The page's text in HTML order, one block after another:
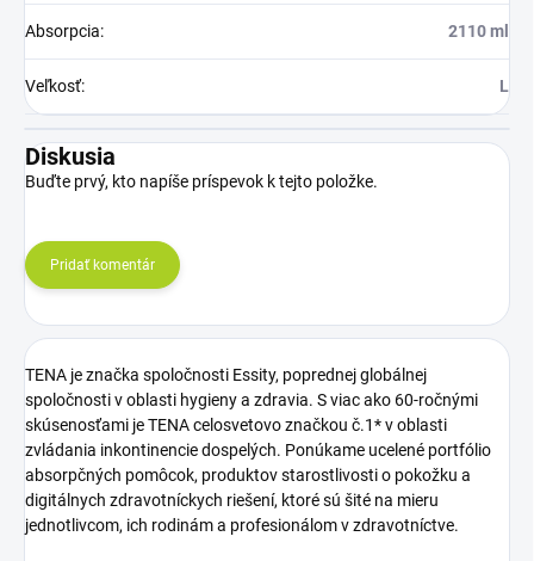
Absorpcia: 2110 ml
Veľkosť: L
Diskusia
Buďte prvý, kto napíše príspevok k tejto položke.
Pridať komentár
TENA je značka spoločnosti Essity, poprednej globálnej
spoločnosti v oblasti hygieny a zdravia. S viac ako 60-ročnými
skúsenosťami je TENA celosvetovo značkou č.1* v oblasti
zvládania inkontinencie dospelých. Ponúkame ucelené portfólio
absorpčných pomôcok, produktov starostlivosti o pokožku a
digitálnych zdravotníckych riešení, ktoré sú šité na mieru
jednotlivcom, ich rodinám a profesionálom v zdravotníctve.